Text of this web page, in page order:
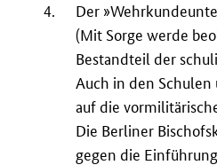
4.
Der
(Mit Sorge werde
Bestandteil der
Auch in den
auf die
Die Berliner
gegen die